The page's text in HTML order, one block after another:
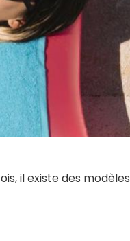
il existe des modèles